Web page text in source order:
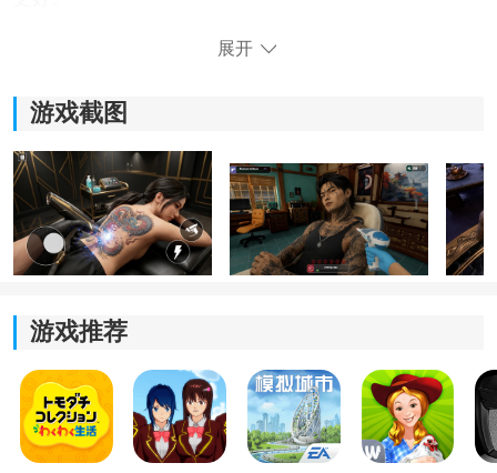
玩家可通过智能平板提前查看预约顾客的纹身面积、图
案类型和处理难度，方便安排设备和操作顺序。
3、稳健经营：
前期可先依靠基础设备积累资金，熟悉清除节奏后，再
逐步解锁高端仪器，应对更复杂的订单。
4、情感互动：
每位顾客都有自己的纹身故事，认真完成服务并记录顾
客需求，可以提升工作室口碑，吸引更多订单。
展开
游戏截图
游戏推荐